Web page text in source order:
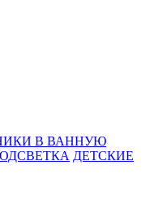
В ВАННУЮ
ДЕТСКИЕ